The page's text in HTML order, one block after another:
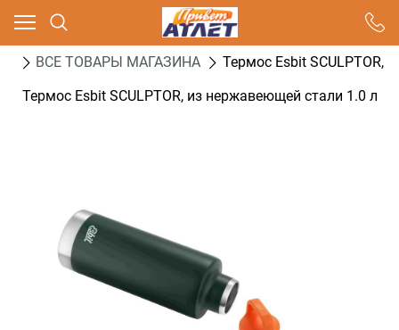
ВСЕ ТОВАРЫ МАГАЗИНА
Термос Esbit SCULPTOR,
Термос Esbit SCULPTOR, из нержавеющей стали 1.0 л
Ваш город - Москва,
угадали?
ДА НЕТ